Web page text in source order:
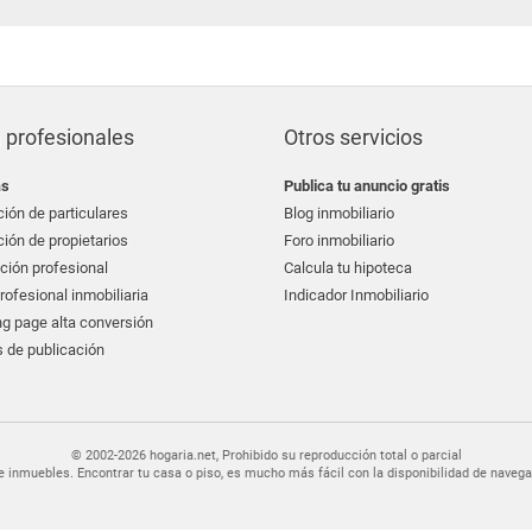
profesionales
de particulares
de propietarios
profesional
inmobiliaria
page alta conversión
de publicación
Otros servicios
Publica tu anuncio gratis
Blog inmobiliario
Foro inmobiliario
Calcula tu hipoteca
Indicador Inmobiliario
© 2002-2026 hogaria.net, Prohibido su reproducción total o parcial
inmuebles. Encontrar tu casa o piso, es mucho más fácil con la disponibilidad de